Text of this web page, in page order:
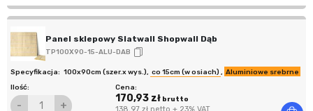
Panel sklepowy Slatwall Shopwall Dąb
TP100X90-15-ALU-DAB
100x90cm (szer.x wys.), co 15cm (w osiach) , Aluminiowe srebrne
- +
170,93 złbrutto